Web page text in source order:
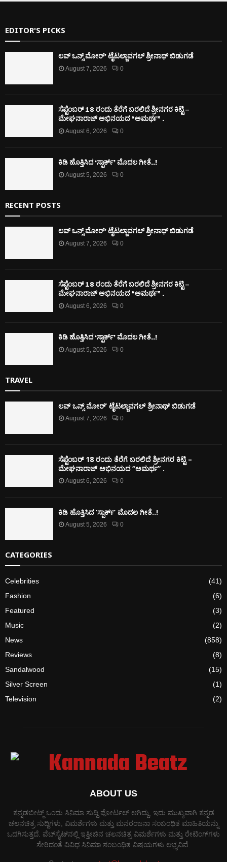
EDITOR'S PICKS
ಲವ್ ಒನ್ಸ್ ಮೋರ್’ ಟೈಟಲ್ಜಾವಗಲ್ ಶ್ರೀನಾಥ್ ಬಿಡುಗಡೆ
August 7, 2026 0
ಸೆಪ್ಟೆಂಬರ್ 18 ರಂದು ತೆರೆಗೆ ಬರಲಿದೆ ಶ್ರೀನಗರ ಕಿಟ್ಟಿ –
ಮೇಘನಾರಾಜ್ ಅಭಿನಯದ “ಅಮರ್ಥ” .
August 6, 2026 0
ಕಿಡಿ‌‌ ಹೊತ್ತಿಸಿದ ‘ಸ್ಪಾರ್ಕ್’ ಮೊದಲ‌ ಗೀತೆ..!
August 5, 2026 0
RECENT POSTS
ಲವ್ ಒನ್ಸ್ ಮೋರ್’ ಟೈಟಲ್ಜಾವಗಲ್ ಶ್ರೀನಾಥ್ ಬಿಡುಗಡೆ
August 7, 2026 0
ಸೆಪ್ಟೆಂಬರ್ 18 ರಂದು ತೆರೆಗೆ ಬರಲಿದೆ ಶ್ರೀನಗರ ಕಿಟ್ಟಿ –
ಮೇಘನಾರಾಜ್ ಅಭಿನಯದ “ಅಮರ್ಥ” .
August 6, 2026 0
ಕಿಡಿ‌‌ ಹೊತ್ತಿಸಿದ ‘ಸ್ಪಾರ್ಕ್’ ಮೊದಲ‌ ಗೀತೆ..!
August 5, 2026 0
TRAVEL
ಲವ್ ಒನ್ಸ್ ಮೋರ್’ ಟೈಟಲ್ಜಾವಗಲ್ ಶ್ರೀನಾಥ್ ಬಿಡುಗಡೆ
August 7, 2026 0
ಸೆಪ್ಟೆಂಬರ್ 18 ರಂದು ತೆರೆಗೆ ಬರಲಿದೆ ಶ್ರೀನಗರ ಕಿಟ್ಟಿ –
ಮೇಘನಾರಾಜ್ ಅಭಿನಯದ “ಅಮರ್ಥ” .
August 6, 2026 0
ಕಿಡಿ‌‌ ಹೊತ್ತಿಸಿದ ‘ಸ್ಪಾರ್ಕ್’ ಮೊದಲ‌ ಗೀತೆ..!
August 5, 2026 0
CATEGORIES
Celebrities
(41)
Fashion
(6)
Featured
(3)
Music
(2)
News
(858)
Reviews
(8)
Sandalwood
(15)
Silver Screen
(1)
Television
(2)
ABOUT US
ಕನ್ನಡಬೀಟ್ಜ್ ಒಂದು ಸಿನಿಮಾ ಸುದ್ದಿ ಪೋರ್ಟಲ್ ಆಗಿದ್ದು, ಇದು ಮುಖ್ಯವಾಗಿ ಕನ್ನಡ
ಚಲನಚಿತ್ರ ಸುದ್ದಿಗಳು, ವಿಮರ್ಶೆಗಳು ಮತ್ತು ಮನರಂಜನಾ ಸಂಬಂಧಿತ ಮಾಹಿತಿಯನ್ನು
ಒದಗಿಸುತ್ತದೆ. ವೆಬ್‌ಸೈಟ್‌ನಲ್ಲಿ ಇತ್ತೀಚಿನ ಚಲನಚಿತ್ರ ವಿಮರ್ಶೆಗಳು ಮತ್ತು ರೇಟಿಂಗ್‌ಗಳು
ಸೇರಿದಂತೆ ವಿವಿಧ ಸಿನಿಮಾ ಸಂಬಂಧಿತ ವಿಷಯಗಳು ಲಭ್ಯವಿವೆ.